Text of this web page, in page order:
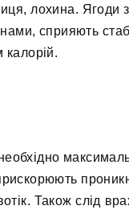
лохина. Ягоди
сприяють
калорій.
Також слід